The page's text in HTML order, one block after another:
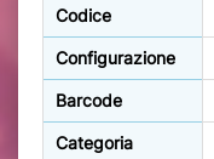
Codice
Configurazione
Barcode
Categoria